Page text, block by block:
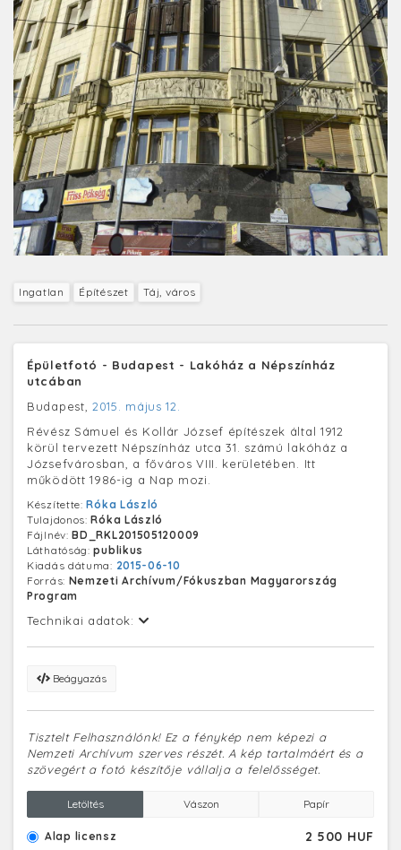
Ingatlan Építészet Táj, város
Épületfotó - Budapest - Lakóház a Népszínház
utcában
Budapest, 2015. május 12.
Révész Sámuel és Kollár József építészek által 1912
körül tervezett Népszínház utca 31. számú lakóház a
Józsefvárosban, a főváros VIII. kerületében. Itt
működött 1986-ig a Nap mozi.
Készítette:Róka László
Tulajdonos:Róka László
Fájlnév:BD_RKL201505120009
Láthatóság:publikus
Kiadás dátuma: 2015-06-10
Forrás: Nemzeti Archívum/Fókuszban Magyarország
Program
Technikai adatok:
Beágyazás
Tisztelt Felhasználónk! Ez a fénykép nem képezi a
Nemzeti Archívum szerves részét. A kép tartalmáért és a
szövegért a fotó készítője vállalja a felelősséget.
Letöltés Vászon Papír
Alap licensz 2 500 HUF